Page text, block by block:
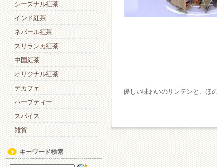
優しい味わいのリンデンと、ほ
シーズナル紅茶
インド紅茶
ネパール紅茶
スリランカ紅茶
中国紅茶
オリジナル紅茶
デカフェ
ハーブティー
スパイス
雑貨
キーワード検索